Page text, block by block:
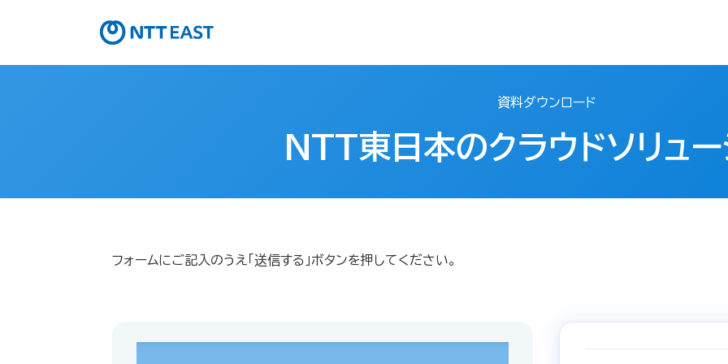
資料ダウンロード
NTT東日本のクラウドソリュー
フォームにご記入のうえ「送信する」ボタンを押してください。